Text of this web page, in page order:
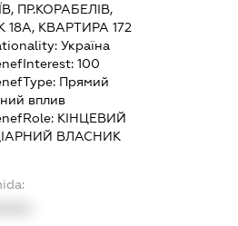
ПР.КОРАБЕЛІВ,
КВАРТИРА 172
Україна
100
Прямий
вплив
КІНЦЕВИЙ
ВЛАСНИК